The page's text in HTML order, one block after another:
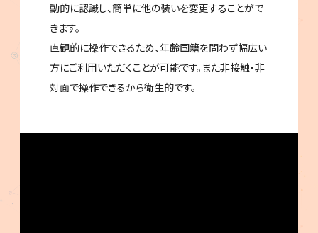
動的に認識し、簡単に他の装いを変更することがで
きます。
直観的に操作できるため、年齢国籍を問わず幅広い
方にご利用いただくことが可能です。また非接触・非
対面で操作できるから衛生的です。